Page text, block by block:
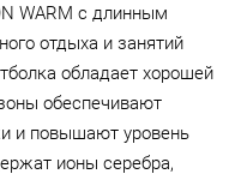
WARM с длинным
отдыха и занятий
обладает хорошей
обеспечивают
и повышают уровень
ионы серебра,